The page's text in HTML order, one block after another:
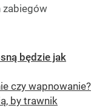
zabiegów
będzie jak
czy wapnowanie?
by trawnik